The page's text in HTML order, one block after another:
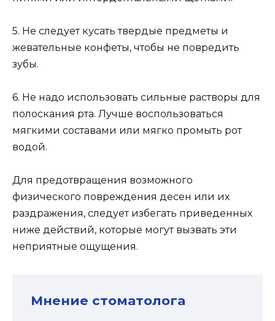
5. Не следует кусать твердые предметы и
жевательные конфеты, чтобы не повредить
зубы.
6. Не надо использовать сильные растворы для
полоскания рта. Лучше воспользоваться
мягкими составами или мягко промыть рот
водой.
Для предотвращения возможного
физического повреждения десен или их
раздражения, следует избегать приведенных
ниже действий, которые могут вызвать эти
неприятные ощущения.
Мнение стоматолога